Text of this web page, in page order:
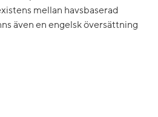
mellan havsbaserad
även en engelsk översättning